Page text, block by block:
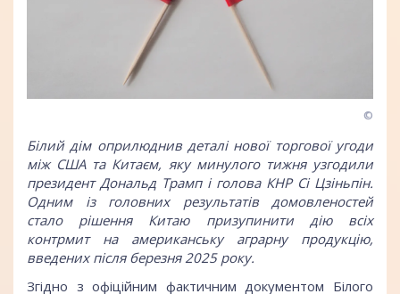
©
Білий дім оприлюднив деталі нової торгової угоди
між США та Китаєм, яку минулого тижня узгодили
президент Дональд Трамп і голова КНР Сі Цзіньпін.
Одним із головних результатів домовленостей
стало рішення Китаю призупинити дію всіх
контрмит на американську аграрну продукцію,
введених після березня 2025 року.
Згідно з офіційним фактичним документом Білого